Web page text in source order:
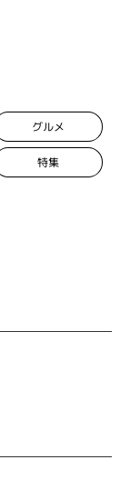
グルメ
特集